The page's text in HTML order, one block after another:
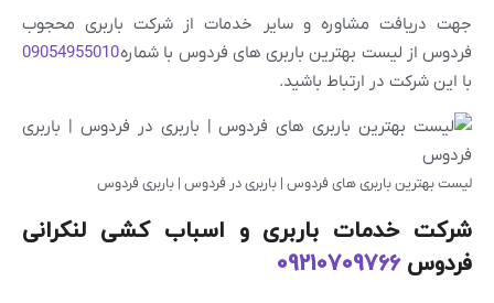
جهت دریافت مشاوره و سایر خدمات از شرکت باربری محجوب
فردوس از لیست بهترین باربری های فردوس با شماره09054955010
با این شرکت در ارتباط باشید.
لیست بهترین باربری های فردوس | باربری در فردوس | باربری فردوس
شرکت خدمات باربری و اسباب کشی لنکرانی
فردوس09210709766